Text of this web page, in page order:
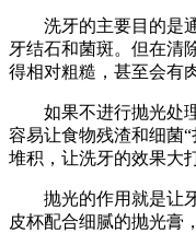
洗牙的主要目的是通
牙结石和菌斑。但在清
得相对粗糙，甚至会有
如果不进行抛光处理
容易让食物残渣和细菌
堆积，让洗牙的效果大
抛光的作用就是让牙
皮杯配合细腻的抛光膏